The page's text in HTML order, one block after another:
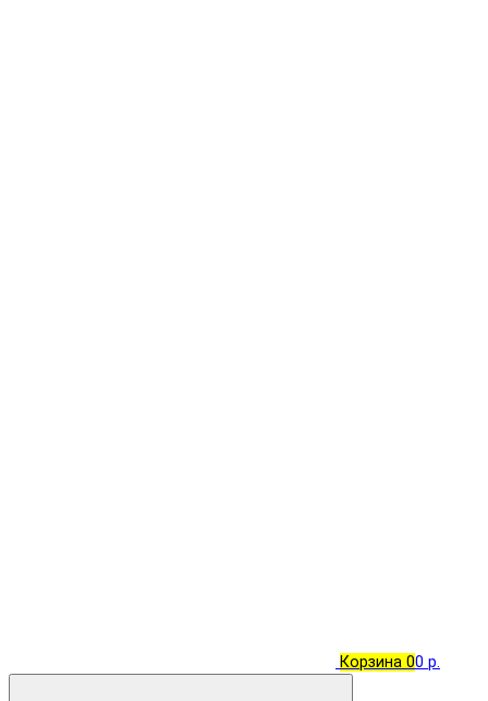
Корзина 00 р.